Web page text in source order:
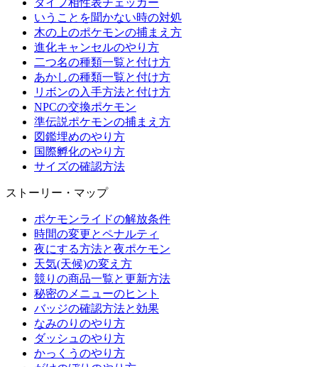
タイプ相性表チェッカー
いうことを聞かない時の対処
木の上のポケモンの捕まえ方
進化キャンセルのやり方
二つ名の種類一覧と付け方
あかしの種類一覧と付け方
リボンの入手方法と付け方
NPCの交換ポケモン
準伝説ポケモンの捕まえ方
図鑑埋めのやり方
国際孵化のやり方
サイズの確認方法
ストーリー・マップ
ポケモンライドの解放条件
時間の変更とペナルティ
夜にする方法と夜ポケモン
天気(天候)の変え方
競りの商品一覧と更新方法
秘密のメニューのヒント
バッジの確認方法と効果
なみのりのやり方
ダッシュのやり方
かっくうのやり方